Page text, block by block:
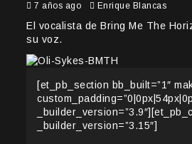
7 años ago Enrique Blancas
El vocalista de Bring Me The
su voz.
[et_pb_section bb_built=”1″
_builder_version=”3.15″]